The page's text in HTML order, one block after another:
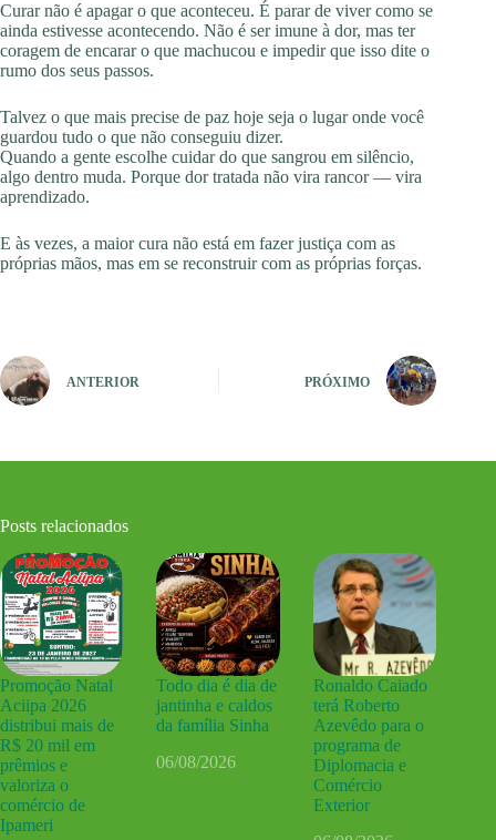
Curar não é apagar o que aconteceu. É parar de viver como se
ainda estivesse acontecendo. Não é ser imune à dor, mas ter
coragem de encarar o que machucou e impedir que isso dite o
rumo dos seus passos.
Talvez o que mais precise de paz hoje seja o lugar onde você
guardou tudo o que não conseguiu dizer.
Quando a gente escolhe cuidar do que sangrou em silêncio,
algo dentro muda. Porque dor tratada não vira rancor — vira
aprendizado.
E às vezes, a maior cura não está em fazer justiça com as
próprias mãos, mas em se reconstruir com as próprias forças.
ANTERIOR PRÓXIMO
Posts relacionados
Promoção Natal
Aciipa 2026
distribui mais de
R$ 20 mil em
prêmios e
valoriza o
comércio de
Ipameri
Todo dia é dia de
jantinha e caldos
da família Sinha
06/08/2026
Ronaldo Caiado
terá Roberto
Azevêdo para o
programa de
Diplomacia e
Comércio
Exterior